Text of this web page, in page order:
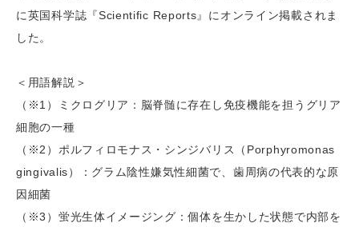
に英国科学誌『Scientific Reports』にオンライン掲載されま
した。
＜用語解説＞
（※1）ミクログリア：脳脊髄に存在し免疫機能を担うグリア
細胞の一種
（※2）ポルフィロモナス・シンジバリス（Porphyromonas
gingivalis）：グラム陰性嫌気性細菌で、歯周病の代表的な原
因細菌
（※3）蛍光生体イメージング：個体を生かした状態で内部を